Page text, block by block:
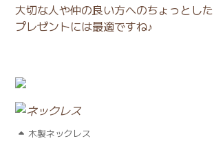
大切な人や仲の良い方へのちょっとした
プレゼントには最適ですね♪
木製ネックレス